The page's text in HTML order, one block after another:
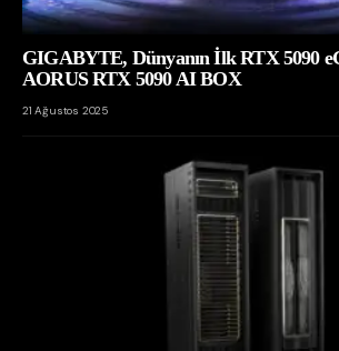
GIGABYTE, Dünyanın İlk RTX 5090
AORUS RTX 5090 AI BOX
21 Ağustos 2025